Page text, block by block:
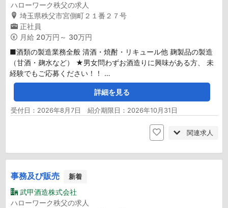
ハローワーク秩父の求人
埼玉県秩父市宮側町２１番２７号
正社員
月給 20万円～ 30万円
■酒類の製造業務全般 清酒・焼酎・リキュール他 麹製品の製造
（甘酒・麹水など） ★男女問わずお酒造りに興味がある方、 未
経験でもご応募ください！！ …
詳細を見る
受付日：2026年8月7日 紹介期限日：2026年10月31日
関連求人
事務及び販売 新着
武甲酒造株式会社
ハローワーク秩父の求人